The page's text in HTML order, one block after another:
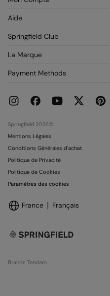
Mes adresses
Aide
Foire aux questions
Livraison
Promotions en cours
Carte Cadeau
Springfield Club
Adhérez !
La Marque
Franchises
Emploi
Payment Methods
Springfield 2026©
Mentions Légales
Conditions Générales d'achat
Politique de Privacité
Politique de Cookies
Paramètres des cookies
France Français
Brands Tendam